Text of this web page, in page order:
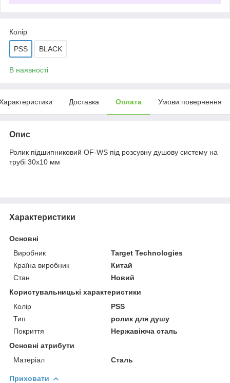
Колір
PSS BLACK
В наявності
Доставка Оплата Умови повернення
Опис
Ролик підшипниковий OF-WS під розсувну душову систему на
трубі 30х10 мм
Характеристики
Основні
Виробник
Target Technologies
Країна виробник
Китай
Стан
Новий
Користувальницькі характеристики
Колір
PSS
Тип
ролик для душу
Покриття
Нержавіюча сталь
Основні атрибути
Матеріал
Сталь
Приховати